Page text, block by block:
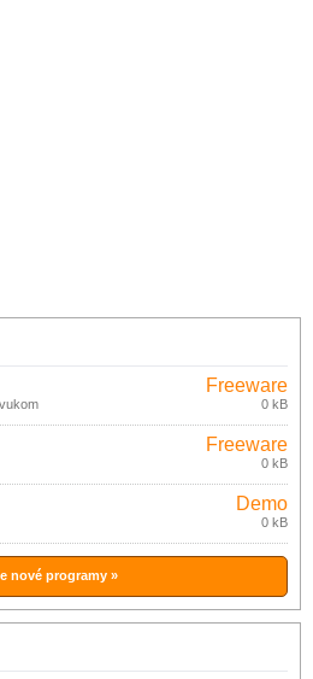
Freeware
0 kB
Freeware
0 kB
Demo
0 kB
nové programy »